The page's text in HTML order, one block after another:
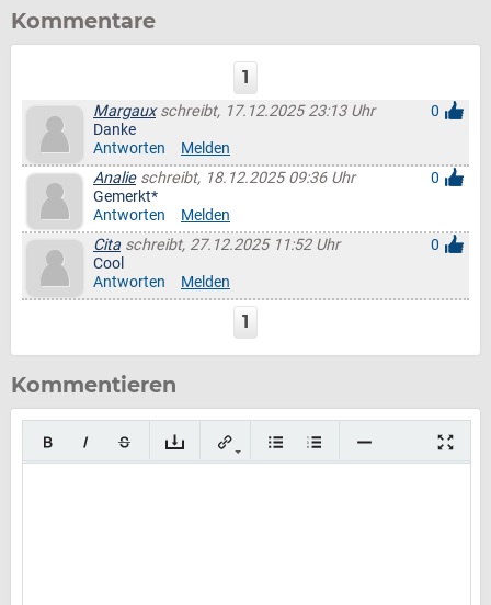
Kommentare
1
Margauxschreibt, 17.12.2025 23:13 Uhr
0
Danke
Antworten
Melden
Analieschreibt, 18.12.2025 09:36 Uhr
0
Gemerkt*
Antworten
Melden
Cita schreibt, 27.12.2025 11:52 Uhr
0
Cool
Antworten
Melden
1
Kommentieren